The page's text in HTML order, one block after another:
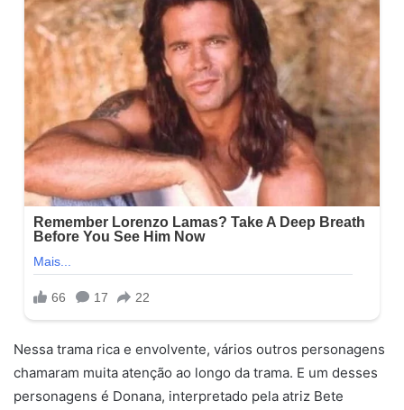
Nessa trama rica e envolvente, vários outros personagens
chamaram muita atenção ao longo da trama. E um desses
personagens é Donana, interpretado pela atriz Bete